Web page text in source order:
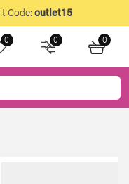
Code: outlet15
0 0 0